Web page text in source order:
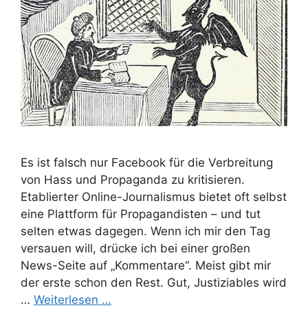
Es ist falsch nur Facebook für die Verbreitung
von Hass und Propaganda zu kritisieren.
Etablierter Online-Journalismus bietet oft selbst
eine Plattform für Propagandisten – und tut
selten etwas dagegen. Wenn ich mir den Tag
versauen will, drücke ich bei einer großen
News-Seite auf „Kommentare“. Meist gibt mir
der erste schon den Rest. Gut, Justiziables wird
… Weiterlesen …